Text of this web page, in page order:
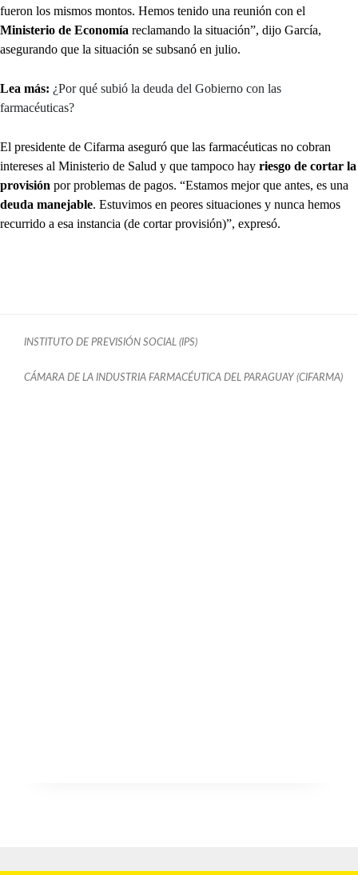
fueron los mismos montos. Hemos tenido una reunión con el
Ministerio de Economía reclamando la situación”, dijo García,
asegurando que la situación se subsanó en julio.
Lea más: ¿Por qué subió la deuda del Gobierno con las
farmacéuticas?
El presidente de Cifarma aseguró que las farmacéuticas no cobran
intereses al Ministerio de Salud y que tampoco hay riesgo de cortar la
provisión por problemas de pagos. “Estamos mejor que antes, es una
deuda manejable. Estuvimos en peores situaciones y nunca hemos
recurrido a esa instancia (de cortar provisión)”, expresó.
INSTITUTO DE PREVISIÓN SOCIAL (IPS)
CÁMARA DE LA INDUSTRIA FARMACÉUTICA DEL PARAGUAY (CIFARMA)